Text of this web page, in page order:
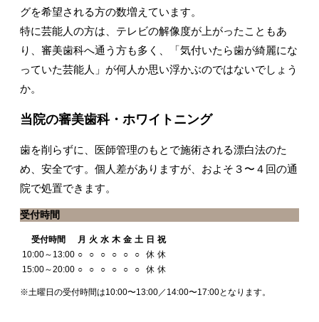
グを希望される方の数増えています。
特に芸能人の方は、テレビの解像度が上がったこともあ
り、審美歯科へ通う方も多く、「気付いたら歯が綺麗にな
っていた芸能人」が何人か思い浮かぶのではないでしょう
か。
当院の審美歯科・ホワイトニング
歯を削らずに、医師管理のもとで施術される漂白法のた
め、安全です。個人差がありますが、およそ３〜４回の通
院で処置できます。
受付時間
受付時間 月 火 水 木 金 土 日 祝
10:00～13:00 ○ ○ ○ ○ ○ ○ 休 休
15:00～20:00 ○ ○ ○ ○ ○ ○ 休 休
※土曜日の受付時間は10:00〜13:00／14:00〜17:00となります。